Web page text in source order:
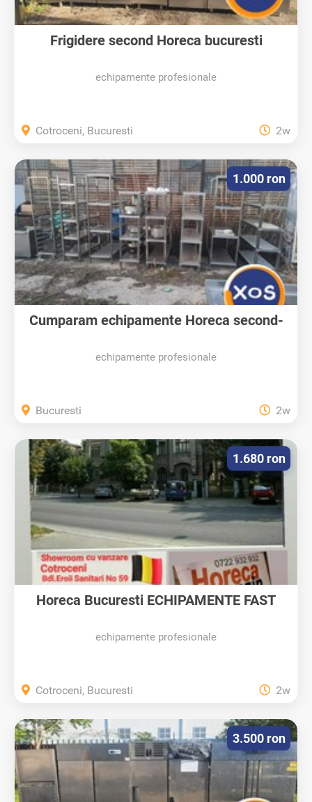
Frigidere second Horeca bucuresti
echipamente profesionale
Cotroceni, Bucuresti 2w
Cumparam echipamente Horeca second-
echipamente profesionale
1.000 ron
Bucuresti 2w
Horeca Bucuresti ECHIPAMENTE FAST
echipamente profesionale
1.680 ron
Cotroceni, Bucuresti 2w
3.500 ron